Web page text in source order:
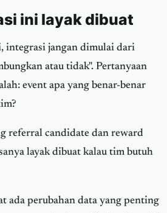
ini layak dibuat
integrasi jangan dimulai dari
atau tidak". Pertanyaan
event apa yang benar-benar
referral candidate dan reward
layak dibuat kalau tim butuh
ada perubahan data yang penting